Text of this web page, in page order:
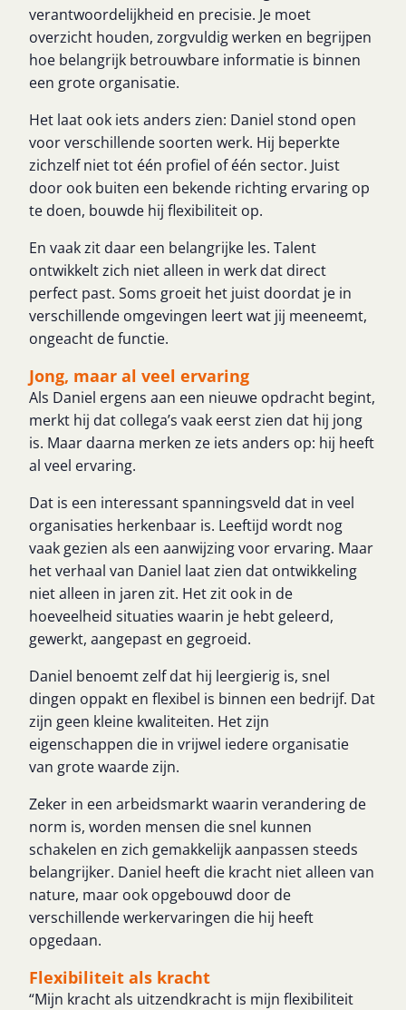
verantwoordelijkheid en precisie. Je moet
overzicht houden, zorgvuldig werken en begrijpen
hoe belangrijk betrouwbare informatie is binnen
een grote organisatie.
Het laat ook iets anders zien: Daniel stond open
voor verschillende soorten werk. Hij beperkte
zichzelf niet tot één profiel of één sector. Juist
door ook buiten een bekende richting ervaring op
te doen, bouwde hij flexibiliteit op.
En vaak zit daar een belangrijke les. Talent
ontwikkelt zich niet alleen in werk dat direct
perfect past. Soms groeit het juist doordat je in
verschillende omgevingen leert wat jij meeneemt,
ongeacht de functie.
Jong, maar al veel ervaring
Als Daniel ergens aan een nieuwe opdracht begint,
merkt hij dat collega’s vaak eerst zien dat hij jong
is. Maar daarna merken ze iets anders op: hij heeft
al veel ervaring.
Dat is een interessant spanningsveld dat in veel
organisaties herkenbaar is. Leeftijd wordt nog
vaak gezien als een aanwijzing voor ervaring. Maar
het verhaal van Daniel laat zien dat ontwikkeling
niet alleen in jaren zit. Het zit ook in de
hoeveelheid situaties waarin je hebt geleerd,
gewerkt, aangepast en gegroeid.
Daniel benoemt zelf dat hij leergierig is, snel
dingen oppakt en flexibel is binnen een bedrijf. Dat
zijn geen kleine kwaliteiten. Het zijn
eigenschappen die in vrijwel iedere organisatie
van grote waarde zijn.
Zeker in een arbeidsmarkt waarin verandering de
norm is, worden mensen die snel kunnen
schakelen en zich gemakkelijk aanpassen steeds
belangrijker. Daniel heeft die kracht niet alleen van
nature, maar ook opgebouwd door de
verschillende werkervaringen die hij heeft
opgedaan.
Flexibiliteit als kracht
“Mijn kracht als uitzendkracht is mijn flexibiliteit